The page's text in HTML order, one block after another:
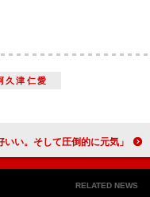
久津仁愛
優弥“初共演”奥田瑛二の印象を語る 「まずは顔が格好いい。そして圧倒的に元気」
RELATED NEWS